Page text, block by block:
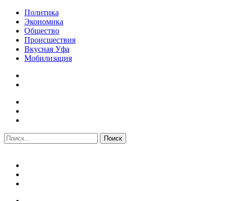
Политика
Экономика
Общество
Происшествия
Вкусная Уфа
Мобилизация